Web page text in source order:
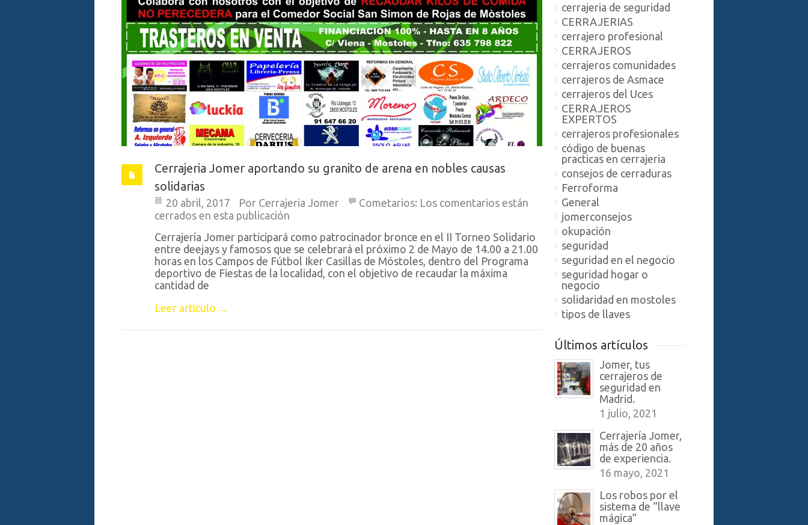
Cerrajeria Jomer aportando su granito de arena en nobles causas
solidarias
20 abril, 2017 Por Cerrajeria Jomer Cometarios: Los comentarios están
cerrados en esta publicación
Cerrajería Jomer participará como patrocinador bronce en el II Torneo Solidario
entre deejays y famosos que se celebrará el próximo 2 de Mayo de 14.00 a 21.00
horas en los Campos de Fútbol Iker Casillas de Móstoles, dentro del Programa
deportivo de Fiestas de la localidad, con el objetivo de recaudar la máxima
cantidad de
Leer artículo →
cerrajeria de seguridad
CERRAJERIAS
cerrajero profesional
CERRAJEROS
cerrajeros comunidades
cerrajeros de Asmace
cerrajeros del Uces
CERRAJEROS
EXPERTOS
cerrajeros profesionales
código de buenas
practicas en cerrajeria
consejos de cerraduras
Ferroforma
General
jomerconsejos
okupación
seguridad
seguridad en el negocio
seguridad hogar o
negocio
solidaridad en mostoles
tipos de llaves
Últimos artículos
Jomer, tus
cerrajeros de
seguridad en
Madrid.
1 julio, 2021
Cerrajería Jomer,
más de 20 años
de experiencia.
16 mayo, 2021
Los robos por el
sistema de “llave
mágica”